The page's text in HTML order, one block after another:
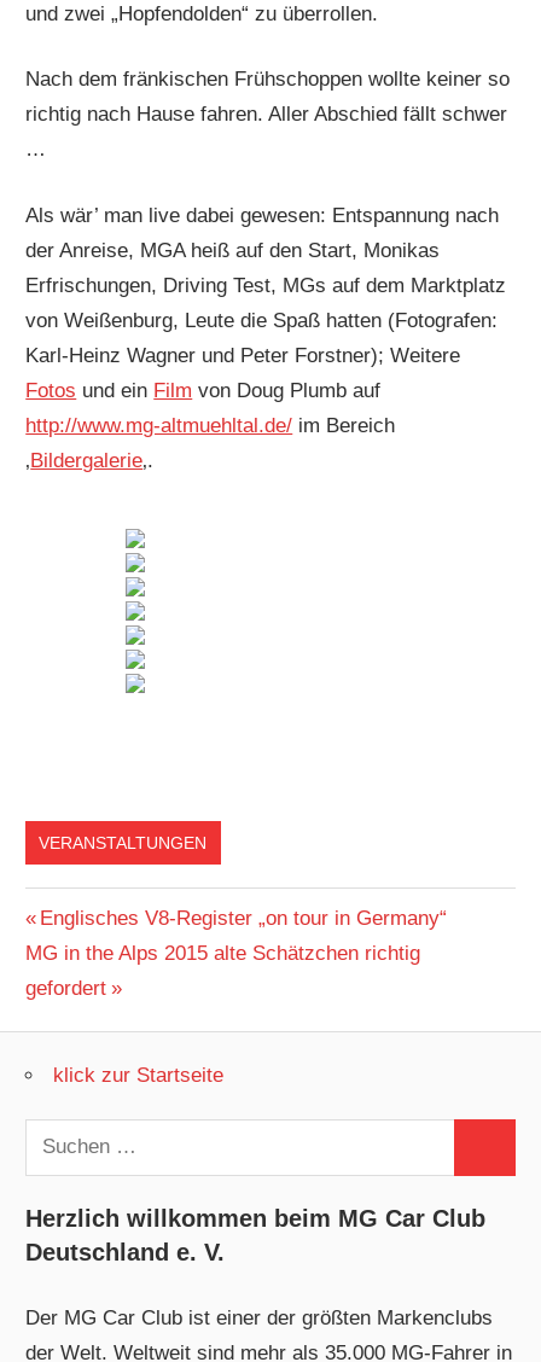
und zwei „Hopfendolden“ zu überrollen.
Nach dem fränkischen Frühschoppen wollte keiner so
richtig nach Hause fahren. Aller Abschied fällt schwer
…
Als wär’ man live dabei gewesen: Entspannung nach
der Anreise, MGA heiß auf den Start, Monikas
Erfrischungen, Driving Test, MGs auf dem Marktplatz
von Weißenburg, Leute die Spaß hatten (Fotografen:
Karl-Heinz Wagner und Peter Forstner); Weitere
Fotos und ein Film von Doug Plumb auf
http://www.mg-altmuehltal.de/ im Bereich
‚Bildergalerie‚.
VERANSTALTUNGEN
Beitragsnavigation
Vorheriger
Beitrag:
Englisches V8-Register „on tour in Germany“
Nächster
Beitrag:
MG in the Alps 2015 alte Schätzchen richtig
gefordert
klick zur Startseite
Suchen
nach:
Herzlich willkommen beim MG Car Club
Deutschland e. V.
Der MG Car Club ist einer der größten Markenclubs
der Welt. Weltweit sind mehr als 35.000 MG-Fahrer in